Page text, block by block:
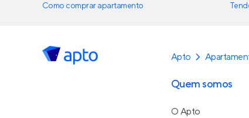
Como comprar apartamento
Apto
Quem somos
O Apto